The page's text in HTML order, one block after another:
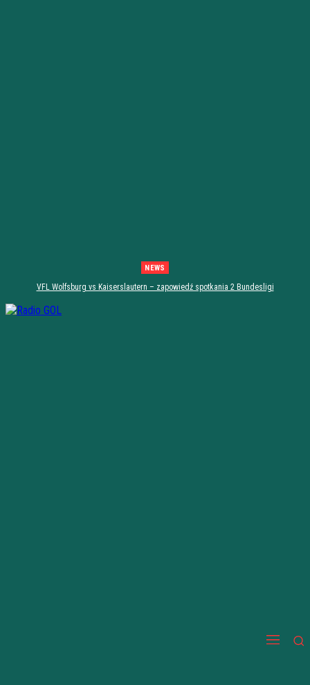
NEWS
VFL Wolfsburg vs Kaiserslautern – zapowiedź spotkania 2 Bundesligi